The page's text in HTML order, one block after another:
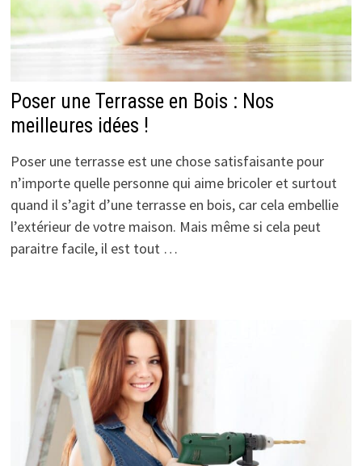
Poser une Terrasse en Bois : Nos
meilleures idées !
Poser une terrasse est une chose satisfaisante pour
n’importe quelle personne qui aime bricoler et surtout
quand il s’agit d’une terrasse en bois, car cela embellie
l’extérieur de votre maison. Mais même si cela peut
paraitre facile, il est tout …